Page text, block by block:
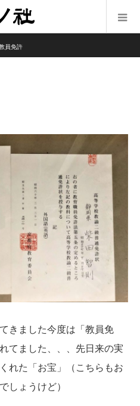
員免許
きました今度は「教員免
てました、、、先日来の実
れた「お宝」（こちらもお
しょうけど）